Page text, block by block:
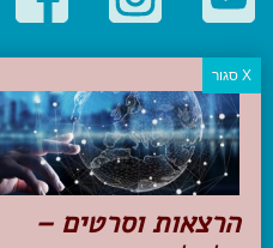
קטגוריות פופולריות
יעדים
טיולים בישראל
מלונות בוטיק בישראל
טיפים והמלצות
הכנות לנסיעה
הרצאות וסרטים –